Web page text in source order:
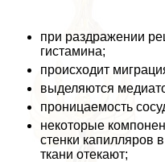
при раздражении
гистамина;
происходит
выделяются
проницаемость
некоторые
стенки капилляров
ткани отекают;